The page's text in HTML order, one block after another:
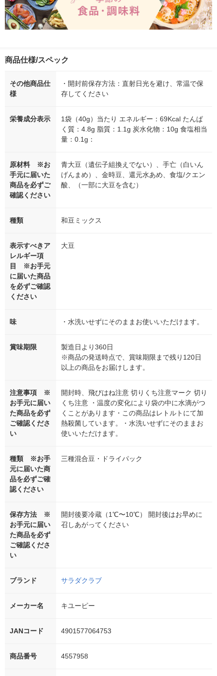
商品仕様/スペック
その他商品仕
様
・開封前保存方法：直射日光を避け、常温で保
存してください
栄養成分表示
1袋（40g）当たり エネルギー：69Kcal たんぱ
く質：4.8g 脂質：1.1g 炭水化物：10g 食塩相当
量：0.1g：
原材料 ※お
手元に届いた
商品を必ずご
確認ください
青大豆（遺伝子組換えでない）、手亡（白いん
げんまめ）、金時豆、還元水あめ、食塩/クエン
酸、（一部に大豆を含む）
種類 和豆ミックス
表示すべきア
レルギー項
目 ※お手元
に届いた商品
を必ずご確認
ください
大豆
味 ・水洗いせずにそのままお使いいただけます。
賞味期限
製造日より360日
※商品の発送時点で、賞味期限まで残り120日
以上の商品をお届けします。
注意事項 ※
お手元に届い
た商品を必ず
ご確認くださ
い
開封時、飛びはね注意 切りくち注意マーク 切り
くち注意 ・温度の変化により袋の中に水滴がつ
くことがあります・この商品はレトルトにて加
熱殺菌しています。・水洗いせずにそのままお
使いいただけます。
種類 ※お手
元に届いた商
品を必ずご確
認ください
三種混合豆・ドライパック
保存方法 ※
お手元に届い
た商品を必ず
ご確認くださ
い
開封後要冷蔵（1℃〜10℃） 開封後はお早めに
召しあがってください
ブランド サラダクラブ
メーカー名 キユーピー
JANコード 4901577064753
商品番号 4557958